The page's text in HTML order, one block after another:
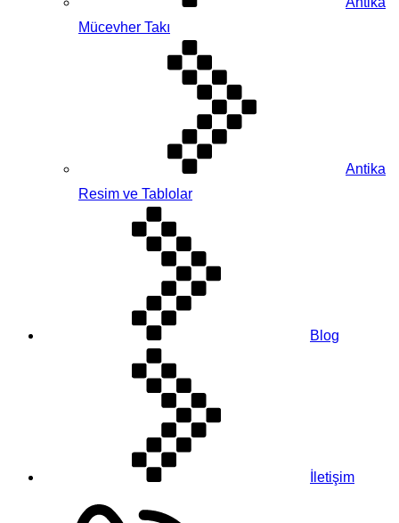
Mücevher Takı
Antika
Resim ve Tablolar
Blog
İletişim